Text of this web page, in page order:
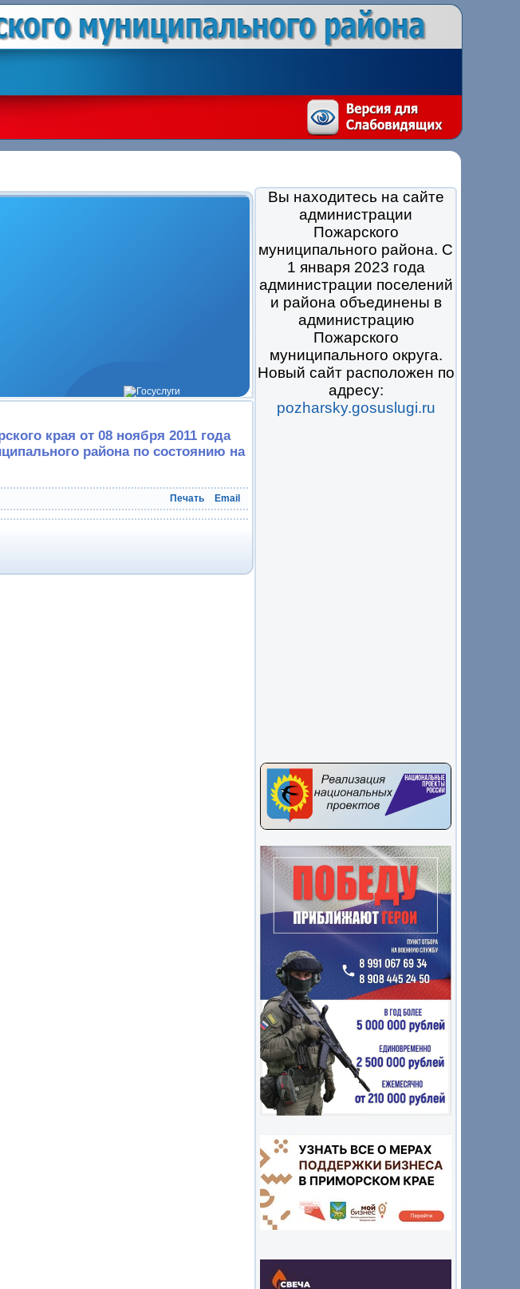
Вы находитесь на сайте
администрации
Пожарского
муниципального района. С
1 января 2023 года
администрации поселений
и района объединены в
администрацию
Пожарского
муниципального округа.
Новый сайт расположен по
адресу:
pozharsky.gosuslugi.ru
края от 08 ноября 2011 года
района по состоянию на
Печать Email